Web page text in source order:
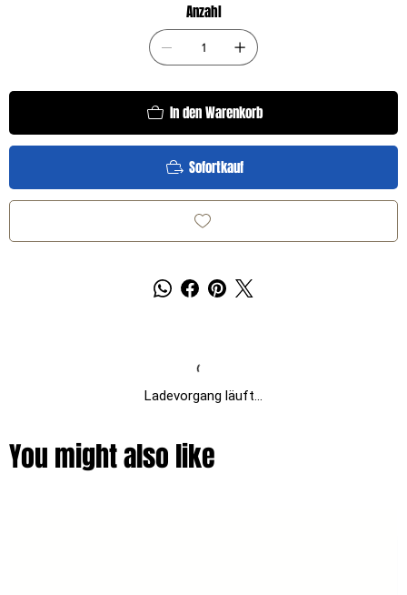
Anzahl
In den Warenkorb
Sofortkauf
Ladevorgang läuft...
You might also like